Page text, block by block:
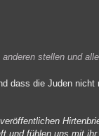
stellen und
dass die Juden
und fühlen uns mit